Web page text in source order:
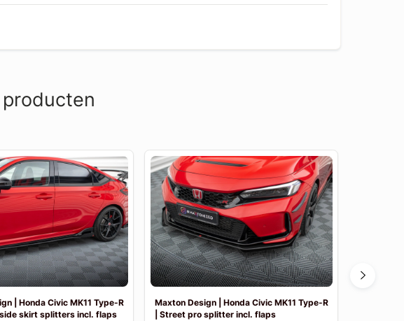
producten
| Honda Civic MK11 Type-R
side skirt splitters incl. flaps
Maxton Design | Honda Civic MK11 Type-R
| Street pro splitter incl. flaps